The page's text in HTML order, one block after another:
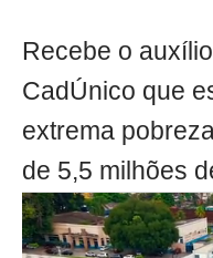
Recebe o
CadÚnico que
extrema
de 5,5 milhões